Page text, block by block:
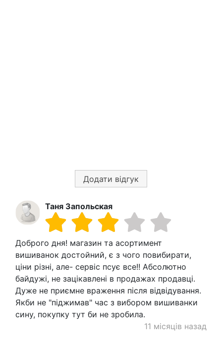
Додати відгук
Таня Запольская
Доброго дня! магазин та асортимент
вишиванок достойний, є з чого повибирати,
ціни різні, але- сервіс псує все!! Абсолютно
байдужі, не зацікавлені в продажах продавці.
Дуже не приємне враження після відвідування.
Якби не "піджимав" час з вибором вишиванки
сину, покупку тут би не зробила.
11 місяців назад